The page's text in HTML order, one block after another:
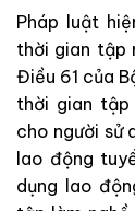
Pháp luật
thời gian tập
Điều 61 của
thời gian
cho người sử
lao động
dụng lao